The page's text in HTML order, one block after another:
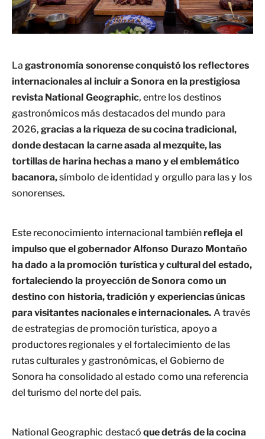
Lagastronomía sonorense conquistó los reflectores
internacionales al incluir a Sonora en la prestigiosa
revista National Geographic, entre los destinos
gastronómicos más destacados del mundo para
2026,gracias a la riqueza de su cocina tradicional,
donde destacan la carne asada al mezquite, las
tortillas de harina hechas a mano y el emblemático
bacanora,símbolo de identidad y orgullo para las y los
sonorenses.
Este reconocimiento internacional tambiénrefleja el
impulso que el gobernador Alfonso Durazo Montaño
ha dado a la promoción turística y cultural del estado,
fortaleciendo la proyección de Sonora como un
destino con historia, tradición y experiencias únicas
para visitantes nacionales e internacionales. A través
de estrategias de promoción turística, apoyo a
productores regionales y el fortalecimiento de las
rutas culturales y gastronómicas, el Gobierno de
Sonora ha consolidado al estado como una referencia
del turismo del norte del país.
National Geographic destacó que detrás de la cocina